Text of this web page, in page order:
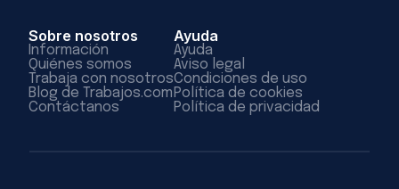
Sobre nosotros
Información
Quiénes somos
Trabaja con nosotros
Blog de Trabajos.com
Contáctanos
Ayuda
Ayuda
Aviso legal
Condiciones de uso
Política de cookies
Política de privacidad